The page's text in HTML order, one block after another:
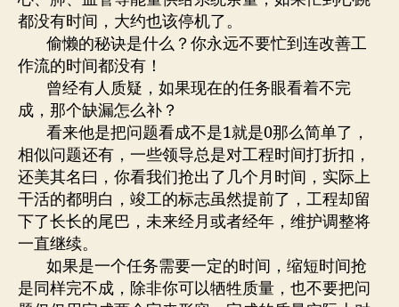
都没有时间，大约也该停机了。
偷懒的秘诀是什么？你永远不要忙到连改善工
作流的时间都没有！
曾经有人质疑，如果现在的任务眼看着不完
成，那个缺漏怎么补？
看来他是把问题看成不是1就是0那么简单了，
相似问题还有，一些领导总是对工程时间打折扣，
还美其名曰，你看我们抢出了几个月时间，实际上
干活的都明白，竣工的标志虽然提前了，工程却留
下了长长的尾巴，未来经月或者经年，维护调整将
一直继续。
如果是一个任务需要一定的时间，缩短时间抢
是同样完不成，除非你可以牺牲质量，也不要把问